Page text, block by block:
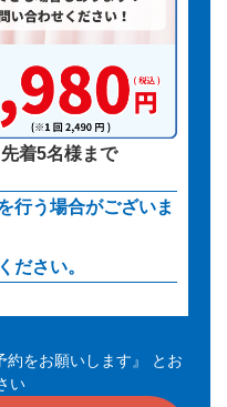
着5名様まで
行う場合がございま
ださい。
約をお願いします』 とお
い